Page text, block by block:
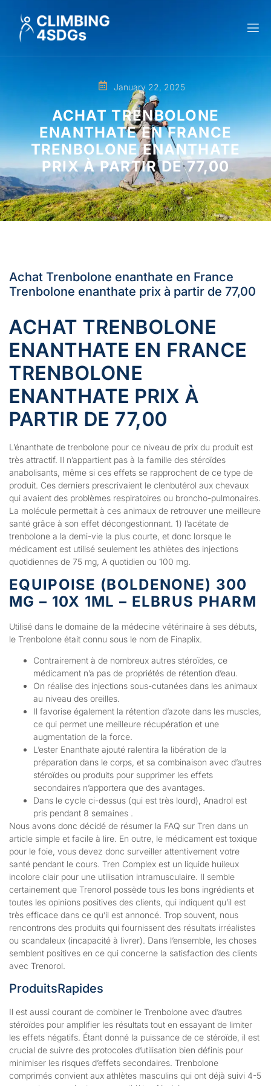
January 22, 2025
ACHAT TRENBOLONE
ENANTHATE EN FRANCE
TRENBOLONE ENANTHATE
PRIX ​​À PARTIR DE 77,00
Achat Trenbolone enanthate en France
Trenbolone enanthate prix ​​à partir de 77,00
ACHAT TRENBOLONE
ENANTHATE EN FRANCE
TRENBOLONE
ENANTHATE PRIX ​​À
PARTIR DE 77,00
L’énanthate de trenbolone pour ce niveau de prix du produit est
très attractif. Il n’appartient pas à la famille des stéroïdes
anabolisants, même si ces effets se rapprochent de ce type de
produit. Ces derniers prescrivaient le clenbutérol aux chevaux
qui avaient des problèmes respiratoires ou broncho-pulmonaires.
La molécule permettait à ces animaux de retrouver une meilleure
santé grâce à son effet décongestionnant. 1) l’acétate de
trenbolone a la demi-vie la plus courte, et donc lorsque le
médicament est utilisé seulement les athlètes des injections
quotidiennes de 75 mg, A quotidien ou 100 mg.
EQUIPOISE (BOLDENONE) 300
MG – 10X 1ML – ELBRUS PHARM
Utilisé dans le domaine de la médecine vétérinaire à ses débuts,
le Trenbolone était connu sous le nom de Finaplix.
Contrairement à de nombreux autres stéroïdes, ce
médicament n’a pas de propriétés de rétention d’eau.
On réalise des injections sous-cutanées dans les animaux
au niveau des oreilles.
Il favorise également la rétention d’azote dans les muscles,
ce qui permet une meilleure récupération et une
augmentation de la force.
L’ester Enanthate ajouté ralentira la libération de la
préparation dans le corps, et sa combinaison avec d’autres
stéroïdes ou produits pour supprimer les effets
secondaires n’apportera que des avantages.
Dans le cycle ci-dessus (qui est très lourd), Anadrol est
pris pendant 8 semaines .
Nous avons donc décidé de résumer la FAQ sur Tren dans un
article simple et facile à lire. En outre, le médicament est toxique
pour le foie, vous devez donc surveiller attentivement votre
santé pendant le cours. Tren Complex est un liquide huileux
incolore clair pour une utilisation intramusculaire. Il semble
certainement que Trenorol possède tous les bons ingrédients et
toutes les opinions positives des clients, qui indiquent qu’il est
très efficace dans ce qu’il est annoncé. Trop souvent, nous
rencontrons des produits qui fournissent des résultats irréalistes
ou scandaleux (incapacité à livrer). Dans l’ensemble, les choses
semblent positives en ce qui concerne la satisfaction des clients
avec Trenorol.
ProduitsRapides
Il est aussi courant de combiner le Trenbolone avec d’autres
stéroïdes pour amplifier les résultats tout en essayant de limiter
les effets négatifs. Étant donné la puissance de ce stéroïde, il est
crucial de suivre des protocoles d’utilisation bien définis pour
minimiser les risques d’effets secondaires. Trenbolone
comprimés convient aux athlètes masculins qui ont déjà suivi 4-5